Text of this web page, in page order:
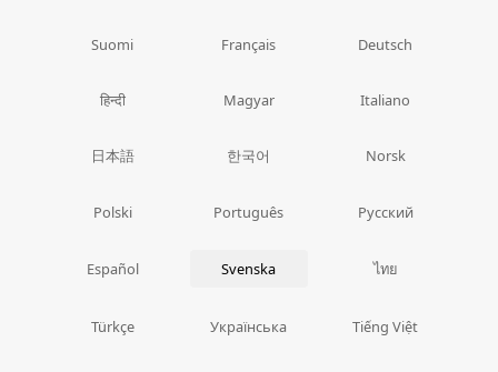
Suomi Français Deutsch
हिन्दी Magyar Italiano
日本語 한국어 Norsk
Polski Português Русский
Español Svenska ไทย
Türkçe Українська Tiếng Việt